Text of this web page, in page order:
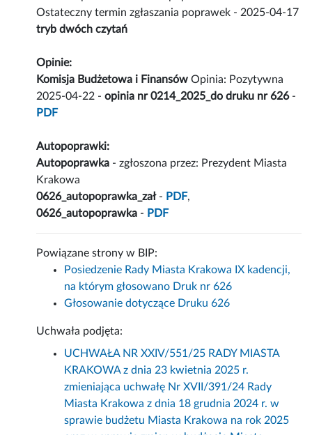
Ostateczny termin zgłaszania poprawek - 2025-04-17
tryb dwóch czytań
Opinie:
Komisja Budżetowa i Finansów Opinia: Pozytywna
2025-04-22 -opinia nr 0214_2025_do druku nr 626-
PDF
Autopoprawki:
Autopoprawka - zgłoszona przez: Prezydent Miasta
Krakowa
0626_autopoprawka_zał- PDF,
0626_autopoprawka - PDF
Powiązane strony w BIP:
Posiedzenie Rady Miasta Krakowa IX kadencji,
na którym głosowano Druk nr 626
Głosowanie dotyczące Druku 626
Uchwała podjęta:
UCHWAŁA NR XXIV/551/25 RADY MIASTA
KRAKOWA z dnia 23 kwietnia 2025 r.
zmieniająca uchwałę Nr XVII/391/24 Rady
Miasta Krakowa z dnia 18 grudnia 2024 r. w
sprawie budżetu Miasta Krakowa na rok 2025